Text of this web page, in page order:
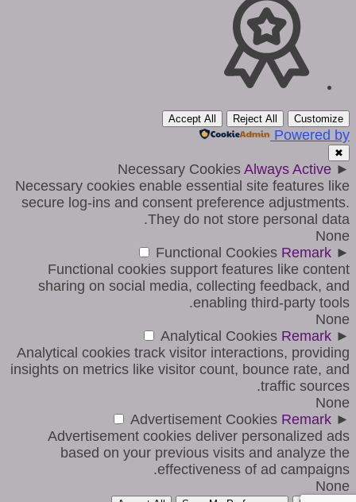
Customize
Reject All
Accept All
Powered by
✖
►
Necessary Cookies Always Active
Necessary cookies enable essential site features like
secure log-ins and consent preference adjustments.
They do not store personal data.
None
►
Functional Cookies Remark
Functional cookies support features like content
sharing on social media, collecting feedback, and
enabling third-party tools.
None
►
Analytical Cookies Remark
Analytical cookies track visitor interactions, providing
insights on metrics like visitor count, bounce rate, and
traffic sources.
None
►
Advertisement Cookies Remark
Advertisement cookies deliver personalized ads
based on your previous visits and analyze the
effectiveness of ad campaigns.
None